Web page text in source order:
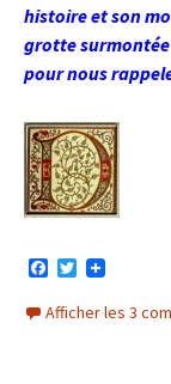
histoire et son
grotte surmontée
pour nous
c
e
T
i
t
Afficher les 3